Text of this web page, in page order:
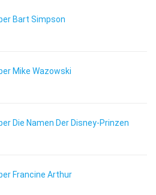
Bart Simpson
Mike Wazowski
Die Namen Der Disney-Prinzen
Francine Arthur